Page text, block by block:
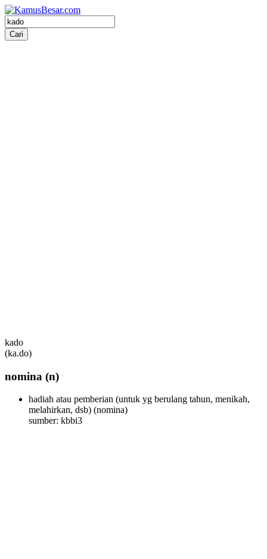
kado
(ka.do)
nomina (n)
hadiah atau pemberian (untuk yg berulang tahun, menikah,
melahirkan, dsb) (nomina)
sumber: kbbi3